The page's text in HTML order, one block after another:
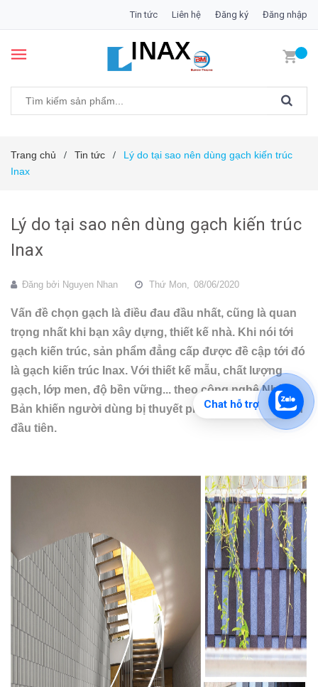
Tin tức Liên hệ Đăng ký Đăng nhập
Trang chủ / Tin tức /
Lý do tại sao nên dùng gạch kiến trúc
Inax
Lý do tại sao nên dùng gạch kiến trúc
Inax
Đăng bởi Nguyen Nhan Thứ Mon, 08/06/2020
Vấn đề chọn gạch là điều đau đầu nhất, cũng là quan
trọng nhất khi bạn xây dựng, thiết kế nhà. Khi nói tới
gạch kiến trúc, sản phẩm đẳng cấp được đề cập tới đó
là gạch kiến trúc Inax. Với thiết kế mẫu, chất lượng
gạch, lớp men, độ bền vững... theo công nghệ Nhật
Bản khiến người dùng bị thuyết phục ngay từ cái nhìn
đầu tiên.
Chat hỗ trợ